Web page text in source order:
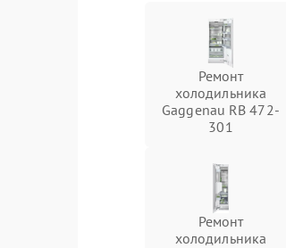
Ремонт
холодильника
Gaggenau RB 472-
301
Ремонт
холодильника